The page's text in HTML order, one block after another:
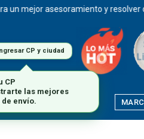
asesoramiento y resolver
CP y ciudad
STORAGE